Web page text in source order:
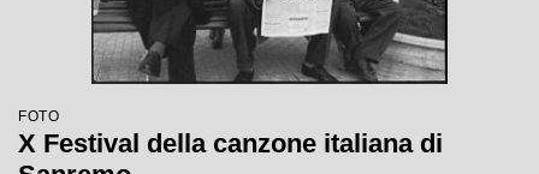
FOTO
X Festival della canzone italiana di